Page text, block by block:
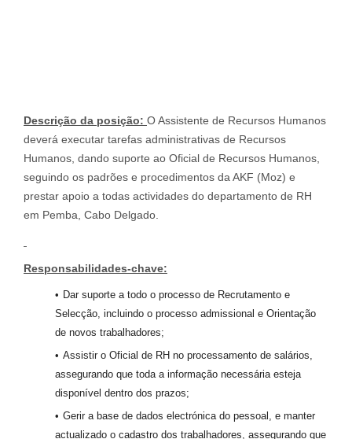
Descrição da posição: O Assistente de Recursos Humanos
deverá executar tarefas administrativas de Recursos
Humanos, dando suporte ao Oficial de Recursos Humanos,
seguindo os padrões e procedimentos da AKF (Moz) e
prestar apoio a todas actividades do departamento de RH
em Pemba, Cabo Delgado.
Responsabilidades-chave:
Dar suporte a todo o processo de Recrutamento e
Selecção, incluindo o processo admissional e Orientação
de novos trabalhadores;
Assistir o Oficial de RH no processamento de salários,
assegurando que toda a informação necessária esteja
disponível dentro dos prazos;
Gerir a base de dados electrónica do pessoal, e manter
actualizado o cadastro dos trabalhadores, assegurando que